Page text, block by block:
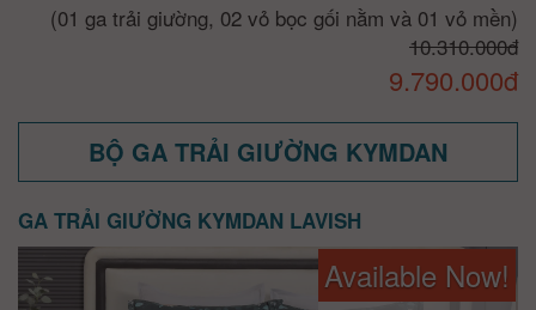
(01 ga trải giường, 02 vỏ bọc gối nằm và 01 vỏ mền)
10.310.000đ
9.790.000đ
BỘ GA TRẢI GIƯỜNG KYMDAN
GA TRẢI GIƯỜNG KYMDAN LAVISH
Available Now!